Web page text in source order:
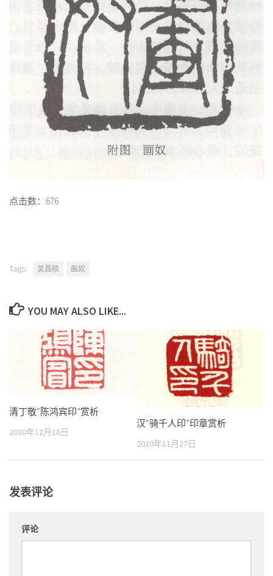
点击数：676
Tags: 吴昌硕 画奴
YOU MAY ALSO LIKE...
清丁敬“陈鸿宾印”赏析
2020年12月16日
汉“骑千人印”印章赏析
2020年11月27日
发表评论
评论